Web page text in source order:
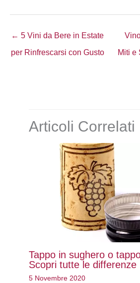
← 5 Vini da Bere in Estate
per Rinfrescarsi con Gusto
Miti e
Articoli Correlati
Tappo in sughero o
Scopri tutte le differenze
5 Novembre 2020